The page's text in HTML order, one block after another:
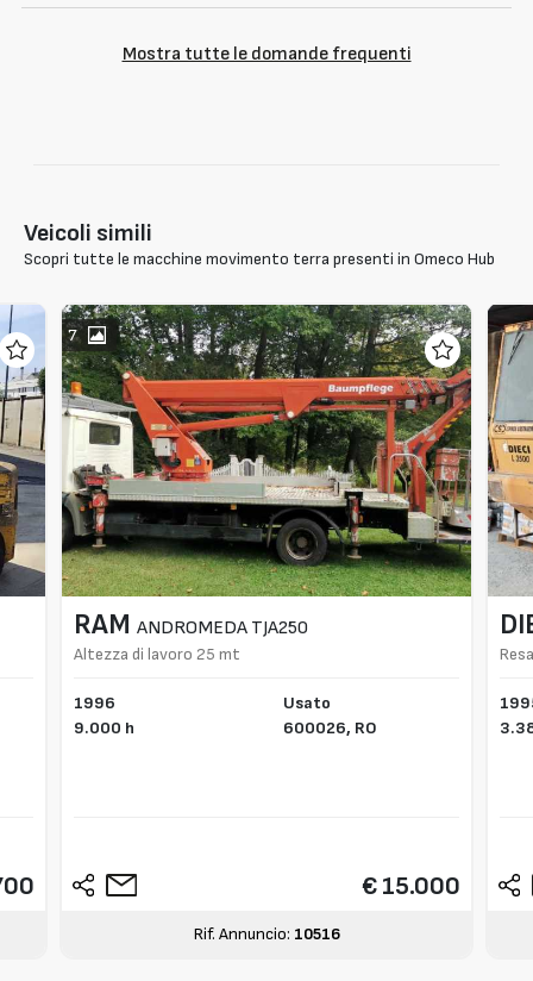
Mostra tutte le domande frequenti
Veicoli simili
Scopri tutte le macchine movimento terra presenti in Omeco Hub
7
RAM ANDROMEDA TJA250
Altezza di lavoro 25 mt
1996
9.000 h
Usato
600026, RO
€ 15.000
Rif. Annuncio: 10516